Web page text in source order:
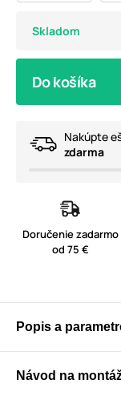
Skladom
Do košíka
Nakúpte
zdarma
Doručenie zadarmo
od 75 €
Popis a
Návod na